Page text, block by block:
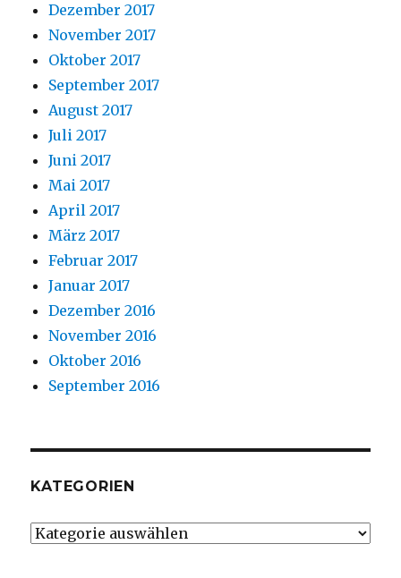
Dezember 2017
November 2017
Oktober 2017
September 2017
August 2017
Juli 2017
Juni 2017
Mai 2017
April 2017
März 2017
Februar 2017
Januar 2017
Dezember 2016
November 2016
Oktober 2016
September 2016
KATEGORIEN
Kategorien